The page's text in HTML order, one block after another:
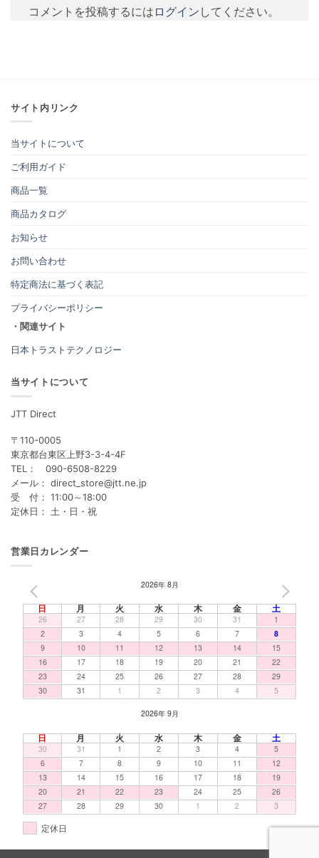
コメントを投稿するには ログイン してください。
サイト内リンク
当サイトについて
ご利用ガイド
商品一覧
商品カタログ
お知らせ
お問い合わせ
特定商法に基づく表記
プライバシーポリシー
・関連サイト
日本トラストテクノロジー
当サイトについて
JTT Direct
〒110-0005
東京都台東区上野3-3-4-4F
TEL： 090-6508-8229
メール： direct_store@jtt.ne.jp
受 付： 11:00～18:00
定休日： 土・日・祝
営業日カレンダー
2026年 8月
日 月 火 水 木 金 土
26 27 28 29 30 31
1
2
3 4 5 6 7
8
9
10 11 12 13 14
15
16
17 18 19 20 21
22
23
24 25 26 27 28
29
30
31 1 2 3 4 5
2026年 9月
日 月 火 水 木 金 土
30 31 1 2 3 4
5
6
7 8 9 10 11
12
13
14 15 16 17 18
19
20
21 22 23 24 25
26
27
28 29 30 1 2 3
定休日